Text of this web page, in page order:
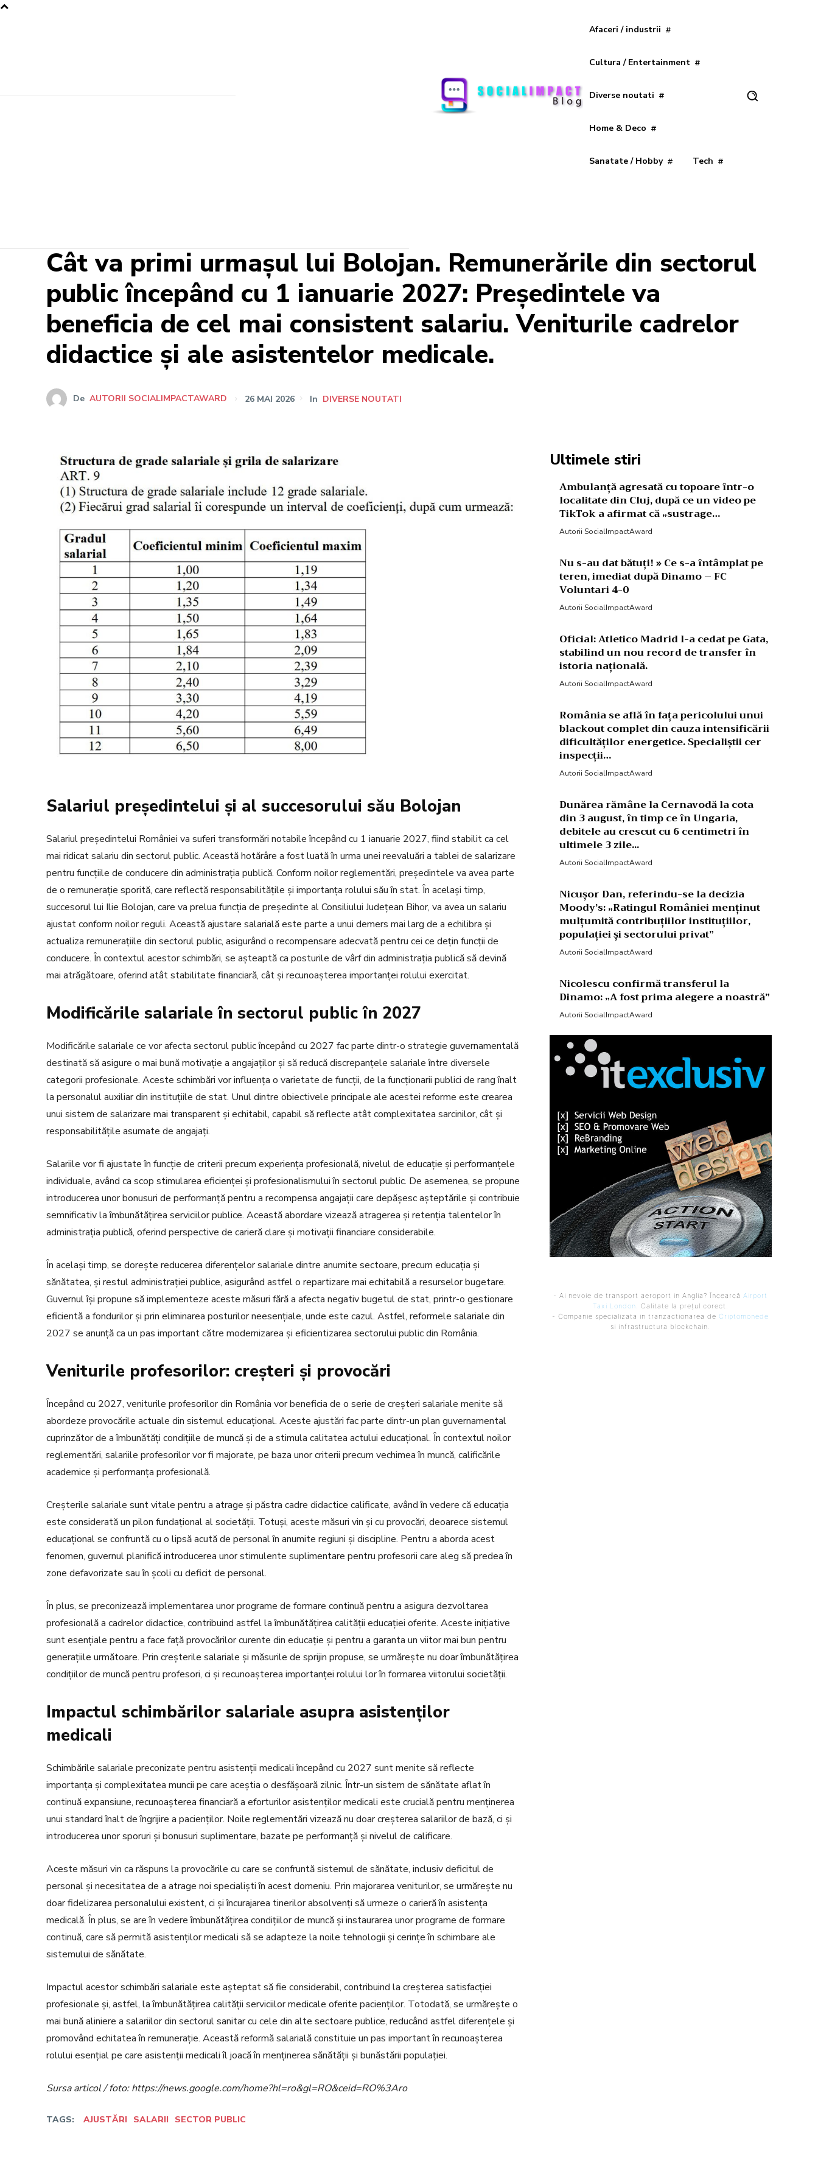
Afaceri / industrii
Cultura / Entertainment
Diverse noutati
Home & Deco
Sanatate / Hobby Tech
Cât va primi urmașul lui Bolojan. Remunerările din sectorul
public începând cu 1 ianuarie 2027: Președintele va
beneficia de cel mai consistent salariu. Veniturile cadrelor
didactice și ale asistentelor medicale.
De AUTORII SOCIALIMPACTAWARD 26 MAI 2026 In DIVERSE NOUTATI
Salariul președintelui și al succesorului său Bolojan
Salariul președintelui României va suferi transformări notabile începând cu 1 ianuarie 2027, fiind stabilit ca cel
mai ridicat salariu din sectorul public. Această hotărâre a fost luată în urma unei reevaluări a tablei de salarizare
pentru funcțiile de conducere din administrația publică. Conform noilor reglementări, președintele va avea parte
de o remunerație sporită, care reflectă responsabilitățile și importanța rolului său în stat. În același timp,
succesorul lui Ilie Bolojan, care va prelua funcția de președinte al Consiliului Județean Bihor, va avea un salariu
ajustat conform noilor reguli. Această ajustare salarială este parte a unui demers mai larg de a echilibra și
actualiza remunerațiile din sectorul public, asigurând o recompensare adecvată pentru cei ce dețin funcții de
conducere. În contextul acestor schimbări, se așteaptă ca posturile de vârf din administrația publică să devină
mai atrăgătoare, oferind atât stabilitate financiară, cât și recunoașterea importanței rolului exercitat.
Modificările salariale în sectorul public în 2027
Modificările salariale ce vor afecta sectorul public începând cu 2027 fac parte dintr-o strategie guvernamentală
destinată să asigure o mai bună motivație a angajaților și să reducă discrepanțele salariale între diversele
categorii profesionale. Aceste schimbări vor influența o varietate de funcții, de la funcționarii publici de rang înalt
la personalul auxiliar din instituțiile de stat. Unul dintre obiectivele principale ale acestei reforme este crearea
unui sistem de salarizare mai transparent și echitabil, capabil să reflecte atât complexitatea sarcinilor, cât și
responsabilitățile asumate de angajați.
Salariile vor fi ajustate în funcție de criterii precum experiența profesională, nivelul de educație și performanțele
individuale, având ca scop stimularea eficienței și profesionalismului în sectorul public. De asemenea, se propune
introducerea unor bonusuri de performanță pentru a recompensa angajații care depășesc așteptările și contribuie
semnificativ la îmbunătățirea serviciilor publice. Această abordare vizează atragerea și retenția talentelor în
administrația publică, oferind perspective de carieră clare și motivații financiare considerabile.
În același timp, se dorește reducerea diferențelor salariale dintre anumite sectoare, precum educația și
sănătatea, și restul administrației publice, asigurând astfel o repartizare mai echitabilă a resurselor bugetare.
Guvernul își propune să implementeze aceste măsuri fără a afecta negativ bugetul de stat, printr-o gestionare
eficientă a fondurilor și prin eliminarea posturilor neesențiale, unde este cazul. Astfel, reformele salariale din
2027 se anunță ca un pas important către modernizarea și eficientizarea sectorului public din România.
Veniturile profesorilor: creșteri și provocări
Începând cu 2027, veniturile profesorilor din România vor beneficia de o serie de creșteri salariale menite să
abordeze provocările actuale din sistemul educațional. Aceste ajustări fac parte dintr-un plan guvernamental
cuprinzător de a îmbunătăți condițiile de muncă și de a stimula calitatea actului educațional. În contextul noilor
reglementări, salariile profesorilor vor fi majorate, pe baza unor criterii precum vechimea în muncă, calificările
academice și performanța profesională.
Creșterile salariale sunt vitale pentru a atrage și păstra cadre didactice calificate, având în vedere că educația
este considerată un pilon fundațional al societății. Totuși, aceste măsuri vin și cu provocări, deoarece sistemul
educațional se confruntă cu o lipsă acută de personal în anumite regiuni și discipline. Pentru a aborda acest
fenomen, guvernul planifică introducerea unor stimulente suplimentare pentru profesorii care aleg să predea în
zone defavorizate sau în școli cu deficit de personal.
În plus, se preconizează implementarea unor programe de formare continuă pentru a asigura dezvoltarea
profesională a cadrelor didactice, contribuind astfel la îmbunătățirea calității educației oferite. Aceste inițiative
sunt esențiale pentru a face față provocărilor curente din educație și pentru a garanta un viitor mai bun pentru
generațiile următoare. Prin creșterile salariale și măsurile de sprijin propuse, se urmărește nu doar îmbunătățirea
condițiilor de muncă pentru profesori, ci și recunoașterea importanței rolului lor în formarea viitorului societății.
Impactul schimbărilor salariale asupra asistenților
medicali
Schimbările salariale preconizate pentru asistenții medicali începând cu 2027 sunt menite să reflecte
importanța și complexitatea muncii pe care aceștia o desfășoară zilnic. Într-un sistem de sănătate aflat în
continuă expansiune, recunoașterea financiară a eforturilor asistenților medicali este crucială pentru menținerea
unui standard înalt de îngrijire a pacienților. Noile reglementări vizează nu doar creșterea salariilor de bază, ci și
introducerea unor sporuri și bonusuri suplimentare, bazate pe performanță și nivelul de calificare.
Aceste măsuri vin ca răspuns la provocările cu care se confruntă sistemul de sănătate, inclusiv deficitul de
personal și necesitatea de a atrage noi specialiști în acest domeniu. Prin majorarea veniturilor, se urmărește nu
doar fidelizarea personalului existent, ci și încurajarea tinerilor absolvenți să urmeze o carieră în asistența
medicală. În plus, se are în vedere îmbunătățirea condițiilor de muncă și instaurarea unor programe de formare
continuă, care să permită asistenților medicali să se adapteze la noile tehnologii și cerințe în schimbare ale
sistemului de sănătate.
Impactul acestor schimbări salariale este așteptat să fie considerabil, contribuind la creșterea satisfacției
profesionale și, astfel, la îmbunătățirea calității serviciilor medicale oferite pacienților. Totodată, se urmărește o
mai bună aliniere a salariilor din sectorul sanitar cu cele din alte sectoare publice, reducând astfel diferențele și
promovând echitatea în remunerație. Această reformă salarială constituie un pas important în recunoașterea
rolului esențial pe care asistenții medicali îl joacă în menținerea sănătății și bunăstării populației.
Sursa articol / foto: https://news.google.com/home?hl=ro&gl=RO&ceid=RO%3Aro
TAGS: AJUSTĂRI SALARII SECTOR PUBLIC
Ultimele stiri
Ambulanță agresată cu topoare într-o
localitate din Cluj, după ce un video pe
TikTok a afirmat că „sustrage…
Autorii SocialImpactAward
Nu s-au dat bătuți! » Ce s-a întâmplat pe
teren, imediat după Dinamo – FC
Voluntari 4-0
Autorii SocialImpactAward
Oficial: Atletico Madrid l-a cedat pe Gata,
stabilind un nou record de transfer în
istoria națională.
Autorii SocialImpactAward
România se află în fața pericolului unui
blackout complet din cauza intensificării
dificultăților energetice. Specialiștii cer
inspecții…
Autorii SocialImpactAward
Dunărea rămâne la Cernavodă la cota
din 3 august, în timp ce în Ungaria,
debitele au crescut cu 6 centimetri în
ultimele 3 zile...
Autorii SocialImpactAward
Nicușor Dan, referindu-se la decizia
Moody’s: „Ratingul României menținut
mulțumită contribuțiilor instituțiilor,
populației și sectorului privat”
Autorii SocialImpactAward
Nicolescu confirmă transferul la
Dinamo: „A fost prima alegere a noastră”
Autorii SocialImpactAward
- Ai nevoie de transport aeroport in Anglia? ÎncearcăAirport
Taxi London. Calitate la prețul corect.
- Companie specializata in tranzactionarea deCriptomonede
si infrastructura blockchain.